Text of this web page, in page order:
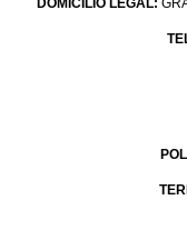
DOMICILIO LEGAL: